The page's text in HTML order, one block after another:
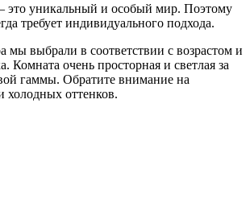
это уникальный и особый мир. Поэтому
требует индивидуального подхода.
мы выбрали в соответствии с возрастом и
Комната очень просторная и светлая за
гаммы. Обратите внимание на
холодных оттенков.